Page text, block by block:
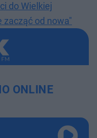
do Wielkiej
zacząć od nowa"
ONLINE